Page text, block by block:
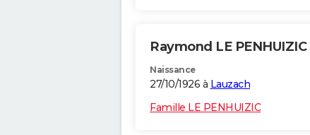
Raymond LE PENHUIZIC
Naissance
27/10/1926 à Lauzach
Famille LE PENHUIZIC